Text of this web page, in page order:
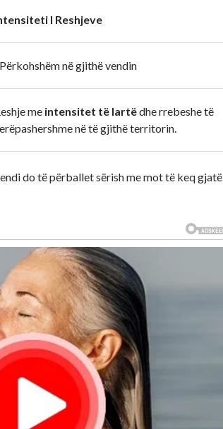
I Reshjeve
në gjithë vendin
me intensitet të lartëdhe rrebeshe të
në të gjithë territorin.
do të përballet sërish me mot të keq gjatë